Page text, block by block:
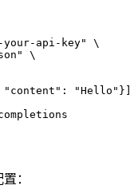
api-key" \
\
"Hello"}]
：